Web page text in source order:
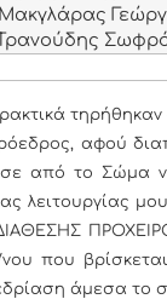
αφού
από το Σώμα
λειτουργίας
ΔΙΑΘΕΣΗΣ
που
άμεσα το